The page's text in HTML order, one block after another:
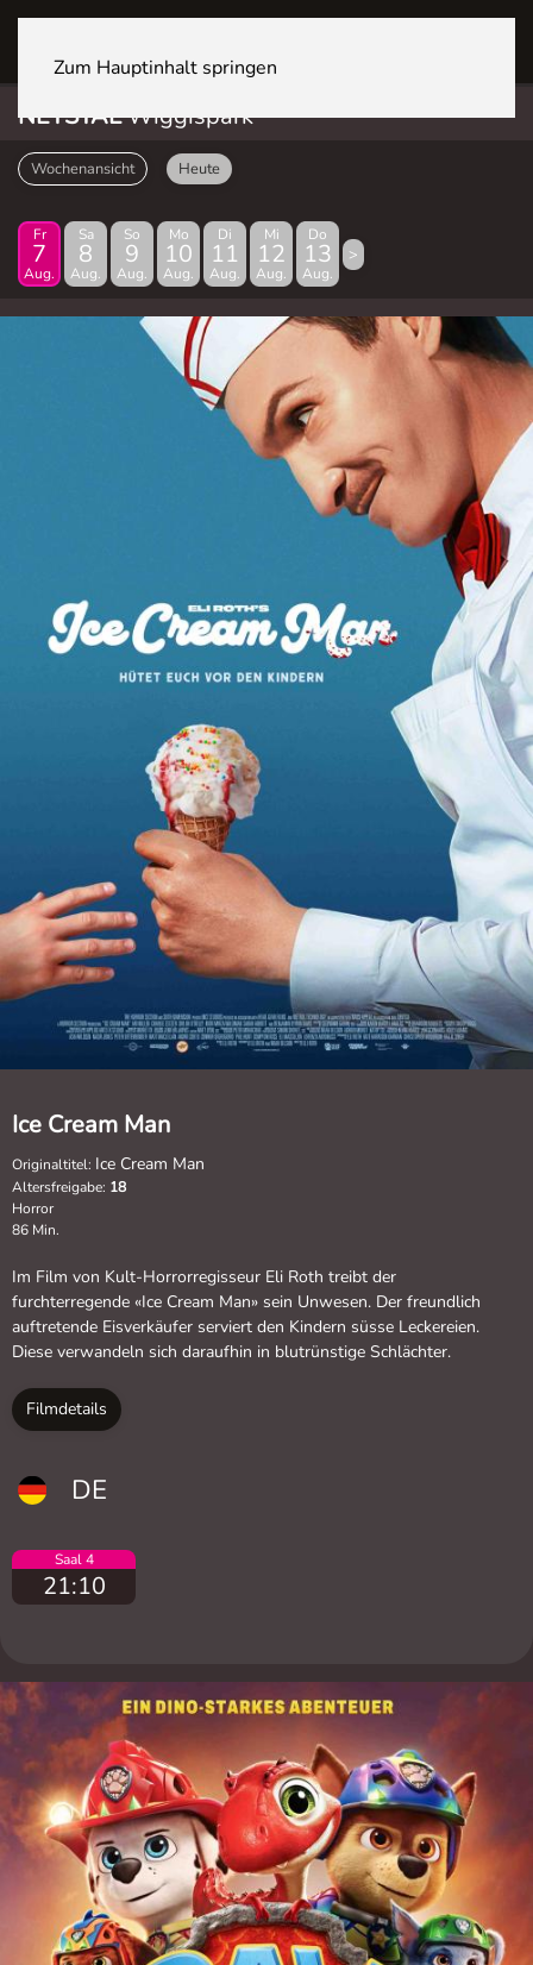
Zum Hauptinhalt springen
NETSTALWiggispark
Wochenansicht Heute
Fr
7
Aug.
Sa
8
Aug.
So
9
Aug.
Mo
10
Aug.
Di
11
Aug.
Mi
12
Aug.
Do
13
Aug.
>
Ice Cream Man
Originaltitel: Ice Cream Man
Altersfreigabe: 18
Horror
86 Min.
Im Film von Kult-Horrorregisseur Eli Roth treibt der
furchterregende «Ice Cream Man» sein Unwesen. Der freundlich
auftretende Eisverkäufer serviert den Kindern süsse Leckereien.
Diese verwandeln sich daraufhin in blutrünstige Schlächter.
Filmdetails
DE
Saal 4
21:10